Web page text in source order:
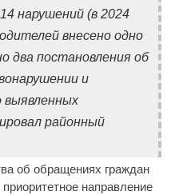
нарушений (в 2024
внесено одно
два постановления об
и
выявленных
районный
об обращениях граждан
направление